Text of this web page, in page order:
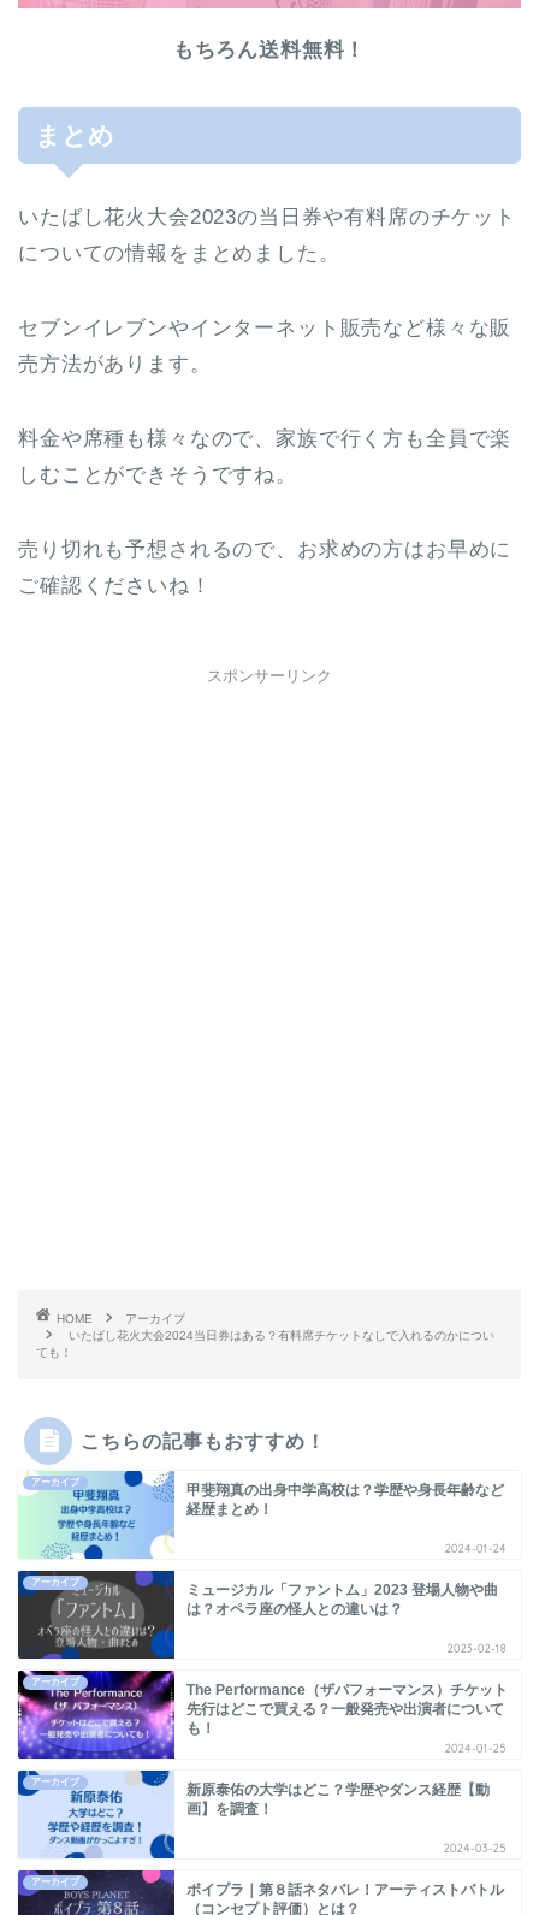
もちろん送料無料！
まとめ
いたばし花火大会2023の当日券や有料席のチケット
についての情報をまとめました。
セブンイレブンやインターネット販売など様々な販
売方法があります。
料金や席種も様々なので、家族で行く方も全員で楽
しむことができそうですね。
売り切れも予想されるので、お求めの方はお早めに
ご確認くださいね！
スポンサーリンク
HOME
アーカイブ
いたばし花火大会2024当日券はある？有料席チケットなしで入れるのかについ
ても！
こちらの記事もおすすめ！
アーカイブ
甲斐翔真の出身中学高校は？学歴や身長年齢など
経歴まとめ！
2024-01-24
アーカイブ
ミュージカル「ファントム」2023 登場人物や曲
は？オペラ座の怪人との違いは？
2023-02-18
アーカイブ
The Performance（ザパフォーマンス）チケット
先行はどこで買える？一般発売や出演者について
も！
2024-01-25
アーカイブ
新原泰佑の大学はどこ？学歴やダンス経歴【動
画】を調査！
2024-03-25
アーカイブ
ボイプラ｜第８話ネタバレ！アーティストバトル
（コンセプト評価）とは？